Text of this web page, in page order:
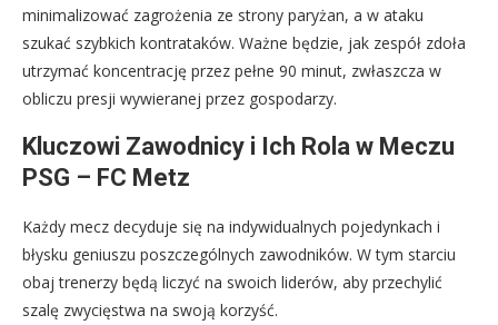
minimalizować zagrożenia ze strony paryżan, a w ataku
szukać szybkich kontrataków. Ważne będzie, jak zespół zdoła
utrzymać koncentrację przez pełne 90 minut, zwłaszcza w
obliczu presji wywieranej przez gospodarzy.
Kluczowi Zawodnicy i Ich Rola w Meczu
PSG – FC Metz
Każdy mecz decyduje się na indywidualnych pojedynkach i
błysku geniuszu poszczególnych zawodników. W tym starciu
obaj trenerzy będą liczyć na swoich liderów, aby przechylić
szalę zwycięstwa na swoją korzyść.